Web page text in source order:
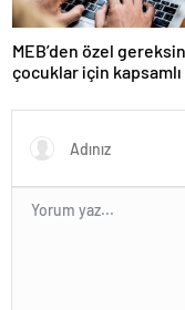
MEB’den özel
çocuklar için kapsamlı